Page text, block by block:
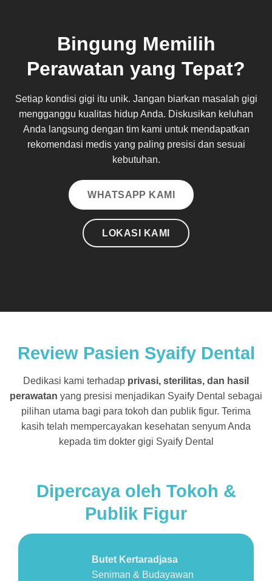
Bingung Memilih
Perawatan yang Tepat?
Setiap kondisi gigi itu unik. Jangan biarkan masalah gigi
mengganggu kualitas hidup Anda. Diskusikan keluhan
Anda langsung dengan tim kami untuk mendapatkan
rekomendasi medis yang paling presisi dan sesuai
kebutuhan.
WHATSAPP KAMI
LOKASI KAMI
Review Pasien Syaify Dental
Dedikasi kami terhadap privasi, sterilitas, dan hasil
perawatan yang presisi menjadikan Syaify Dental sebagai
pilihan utama bagi para tokoh dan publik figur. Terima
kasih telah mempercayakan kesehatan senyum Anda
kepada tim dokter gigi Syaify Dental
Dipercaya oleh Tokoh &
Publik Figur
Herry Zudianto
Walikota Yogyakarta (2001-2011)